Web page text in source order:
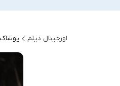
اورجینال دیلم پوشاک